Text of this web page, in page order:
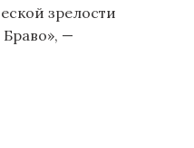
зрелости
—